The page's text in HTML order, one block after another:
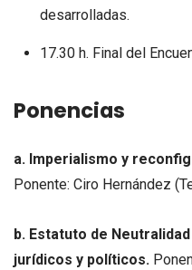
desarrolladas.
17.30 h. Final del
Ponencias
a. Imperialismo y
Ponente: Ciro Hernández
b. Estatuto de
jurídicos y políticos.